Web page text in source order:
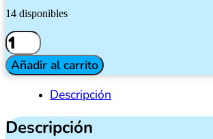
14 disponibles
Trenzas
de
colágeno
con
NutraDog
Añadir al carrito
Descripción
Descripción